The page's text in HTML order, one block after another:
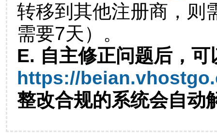
转移到其他注册商，则
需要7天）。
E. 自主修正问题后，可
https://
整改合规的系统会自动